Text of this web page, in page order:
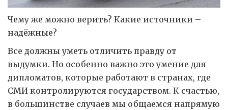
Чему же можно верить? Какие источники –
надёжные?
Все должны уметь отличить правду от
выдумки. Но особенно важно это умение для
дипломатов, которые работают в странах, где
СМИ контролируются государством. К счастью,
в большинстве случаев мы общаемся напрямую